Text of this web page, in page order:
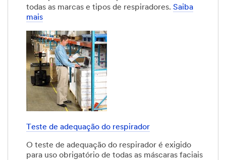
todas as marcas e tipos de respiradores. Saiba
mais
Teste de adequação do respirador
O teste de adequação do respirador é exigido
para uso obrigatório de todas as máscaras faciais